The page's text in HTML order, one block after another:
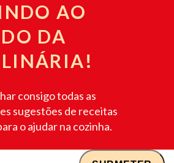
AO
DA
consigo todas as
sugestões de receitas
o ajudar na cozinha.